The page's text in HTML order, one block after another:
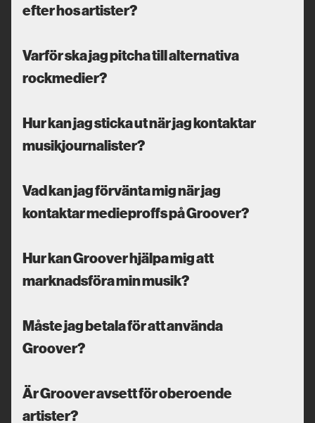
efter hos artister?
Varför ska jag pitcha till alternativa
rockmedier?
Hur kan jag sticka ut när jag kontaktar
musikjournalister?
Vad kan jag förvänta mig när jag
kontaktar medieproffs på Groover?
Hur kan Groover hjälpa mig att
marknadsföra min musik?
Måste jag betala för att använda
Groover?
Är Groover avsett för oberoende
artister?